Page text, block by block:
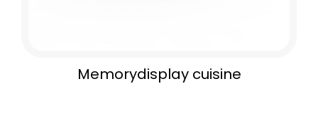
Memorydisplay cuisine